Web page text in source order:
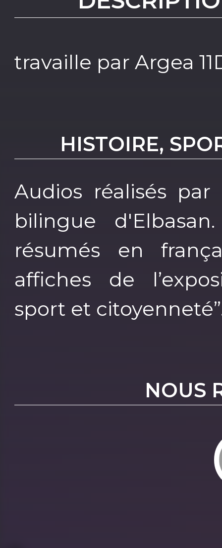
travaille par Argea
HISTOIRE,
Audios réalisés
bilingue
résumés en
affiches de
sport et
NOUS